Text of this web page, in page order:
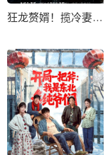
狂龙赘婿！揽冷妻夜巡